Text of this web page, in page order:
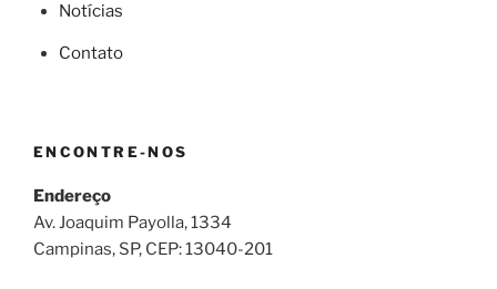
Notícias
Contato
ENCONTRE-NOS
Endereço
Av. Joaquim Payolla, 1334
Campinas, SP, CEP: 13040-201